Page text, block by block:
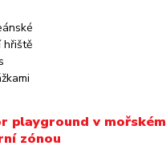
playground v
zónou